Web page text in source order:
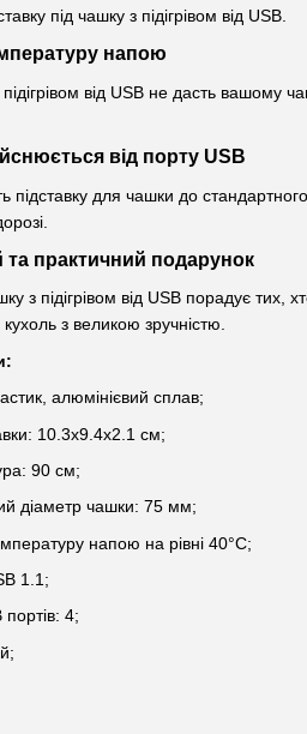
під чашку з підігрівом від USB.
напою
підігрівом від USB не дасть
від порту USB
підставку для чашки до
та практичний подарунок
з підігрівом від USB порадує
з великою зручністю.
алюмінієвий сплав;
10.3х9.4х2.1 см;
90 см;
діаметр чашки: 75 мм;
напою на рівні 40°С;
1.1;
портів: 4;